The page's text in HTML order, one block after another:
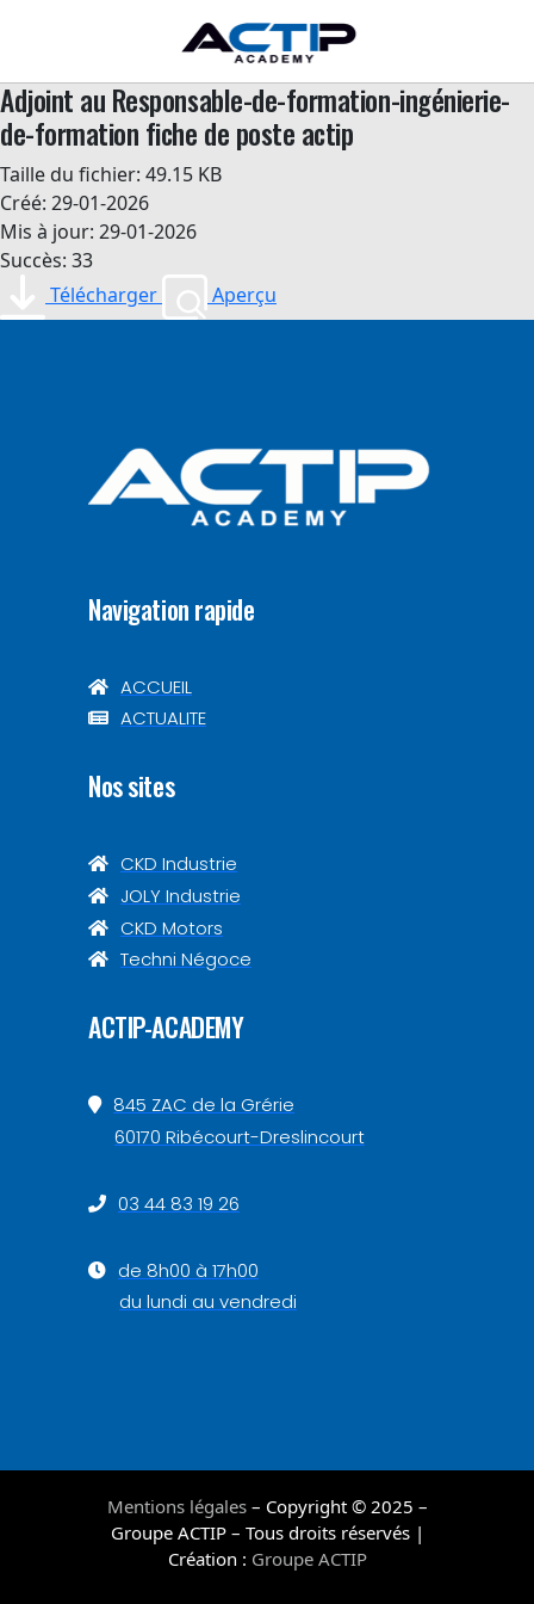
Adjoint au Responsable-de-formation-ingénierie-
de-formation fiche de poste actip
Taille du fichier: 49.15 KB
Créé: 29-01-2026
Mis à jour: 29-01-2026
Succès: 33
Télécharger
Aperçu
Navigation rapide
ACCUEIL
ACTUALITE
Nos sites
CKD Industrie
JOLY Industrie
CKD Motors
Techni Négoce
ACTIP-ACADEMY
845 ZAC de la Grérie
60170 Ribécourt-Dreslincourt
03 44 83 19 26
de 8h00 à 17h00
du lundi au vendredi
Mentions légales– Copyright © 2025 –
Groupe ACTIP – Tous droits réservés |
Création : Groupe ACTIP